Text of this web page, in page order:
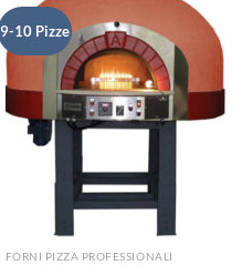
9-10 Pizze
FORNI PIZZA PROFESSIONALI